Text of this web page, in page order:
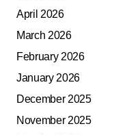
April 2026
March 2026
February 2026
January 2026
December 2025
November 2025